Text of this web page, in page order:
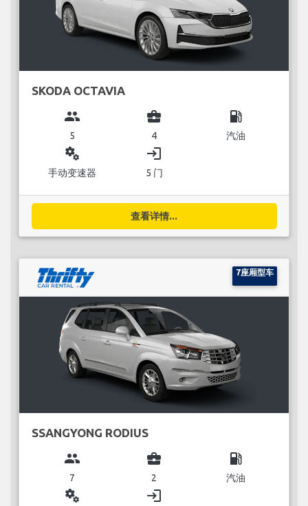
SKODA OCTAVIA
group
5
business_center
4
local_gas_station
汽油
miscellaneous_services
手动变速器
login
5 门
查看详情...
7座厢型车
SSANGYONG RODIUS
group
7
business_center
2
local_gas_station
汽油
miscellaneous_services login